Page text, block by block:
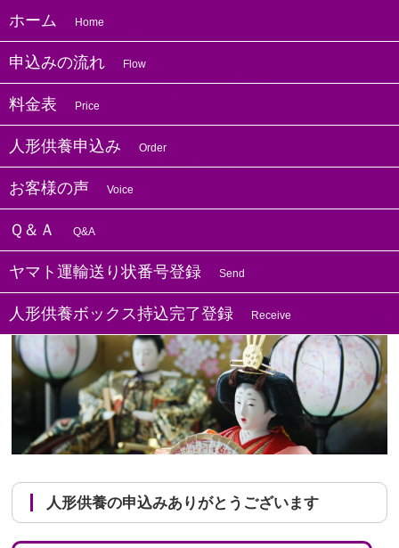
ホーム Home
申込みの流れ Flow
料金表 Price
人形供養申込み Order
お客様の声 Voice
Ｑ＆Ａ Q&A
ヤマト運輸送り状番号登録 Send
人形供養ボックス持込完了登録 Receive
ホーム 過去の人形供養申込
荒川区の方よりお人形供養のお申し込みを
いただきました
人形供養の申込みありがとうございます